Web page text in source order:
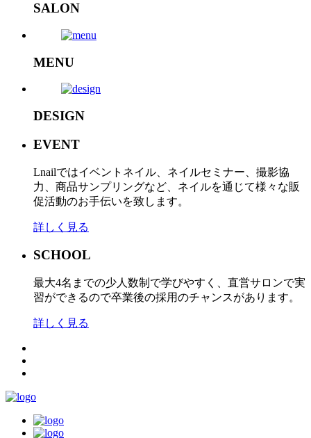
SALON
MENU
DESIGN
EVENT
Lnailではイベントネイル、ネイルセミナー、撮影協
力、商品サンプリングなど、ネイルを通じて様々な販
促活動のお手伝いを致します。
詳しく見る
SCHOOL
最大4名までの少人数制で学びやすく、直営サロンで実
習ができるので卒業後の採用のチャンスがあります。
詳しく見る